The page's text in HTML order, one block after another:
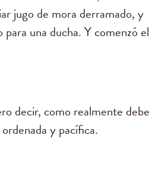
jugo de mora derramado, y
una ducha. Y comenzó el
decir, como realmente debe
y pacífica.